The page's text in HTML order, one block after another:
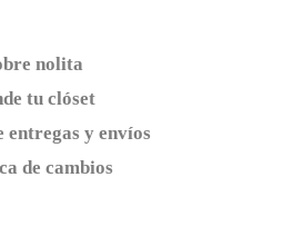
nolita
tu clóset
entregas y envíos
de cambios